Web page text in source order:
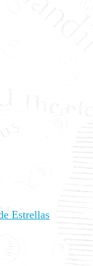
Estrellas